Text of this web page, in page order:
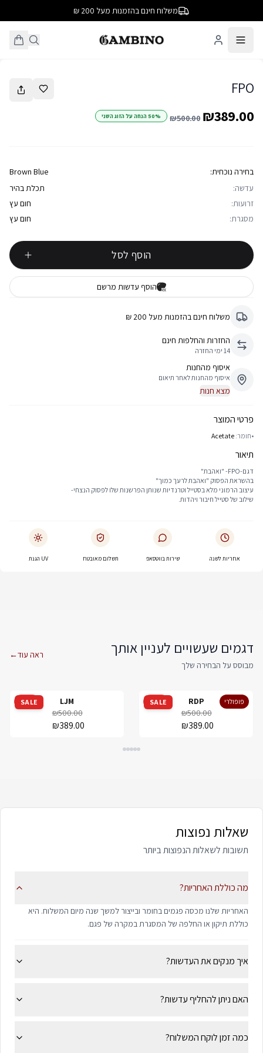
משלוח חינם בהזמנות מעל 200 ₪
/3
FPO
₪389.00
₪500.00 50% הנחה על הזוג השני
בחירה נוכחית:
Brown Blue
עדשה:
תכלת בהיר
זרועות:
חום עץ
מסגרת:
חום עץ
הוסף לסל
הוסף עדשות מרשם
משלוח חינם בהזמנות מעל 200 ₪
החזרות והחלפות חינם
14 ימי החזרה
איסוף מהחנות
איסוף מהחנות לאחר תיאום
מצא חנות
פרטי המוצר
•חומר: Acetate
תיאור
דגם-FPO- "ואהבת"
בהשראת הפסוק "ואהבת לרעך כמוך"
עיצוב הרמוני מלא בסטייל וטרנדיות שנותן הפרשנות שלו לפסוק הנצחי-
שילוב של סטייל חיבור ויהדות.
אחריות לשנה שירות בווטסאפ תשלום מאובטח UV הגנת
דגמים שעשויים לעניין אותך
מבוסס על הבחירה שלך
ראה עוד←
פופולרי מבצע
SALE
RDP
₪500.00
₪389.00
מבצע
SALE
LJM
₪500.00
₪389.00
שאלות נפוצות
תשובות לשאלות הנפוצות ביותר
מה כוללת האחריות?
האחריות שלנו מכסה פגמים בחומר ובייצור למשך שנה מיום המשלוח. היא
כוללת תיקון או החלפה של המסגרת במקרה של פגם.
איך מנקים את העדשות?
האם ניתן להחליף עדשות?
כמה זמן לוקח המשלוח?